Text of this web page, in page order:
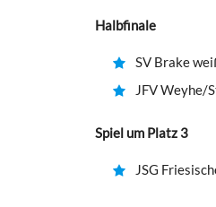
Halbfinale
SV Brake
JFV Weyhe/
Spiel um Platz 3
JSG